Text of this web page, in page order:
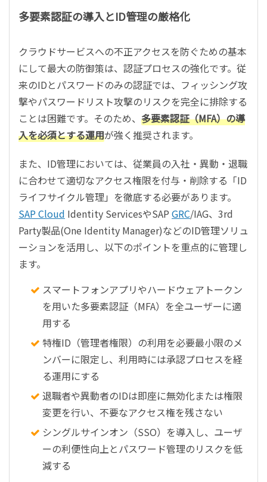
多要素認証の導入とID管理の厳格化
クラウドサービスへの不正アクセスを防ぐための基本
にして最大の防御策は、認証プロセスの強化です。従
来のIDとパスワードのみの認証では、フィッシング攻
撃やパスワードリスト攻撃のリスクを完全に排除する
ことは困難です。そのため、 多要素認証（MFA）の導
入を必須とする運用が強く推奨されます。
また、ID管理においては、従業員の入社・異動・退職
に合わせて適切なアクセス権限を付与・削除する「ID
ライフサイクル管理」を徹底する必要があります。
SAP Cloud Identity ServicesやSAP GRC/IAG、3rd
Party製品(One Identity Manager)などのID管理ソリュ
ーションを活用し、以下のポイントを重点的に管理し
ます。
スマートフォンアプリやハードウェアトークン
を用いた多要素認証（MFA）を全ユーザーに適
用する
特権ID（管理者権限）の利用を必要最小限のメ
ンバーに限定し、利用時には承認プロセスを経
る運用にする
退職者や異動者のIDは即座に無効化または権限
変更を行い、不要なアクセス権を残さない
シングルサインオン（SSO）を導入し、ユーザ
ーの利便性向上とパスワード管理のリスクを低
減する